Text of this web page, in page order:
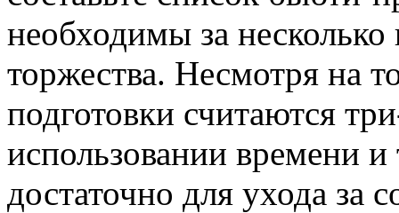
необходимы за
торжества. Несмотря на
подготовки считаются
использовании времени
достаточно для ухода за